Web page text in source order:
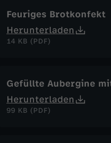
Feuriges Brotkonfekt
Herunterladen
14 KB (PDF)
Gefüllte Aubergine
Herunterladen
99 KB (PDF)